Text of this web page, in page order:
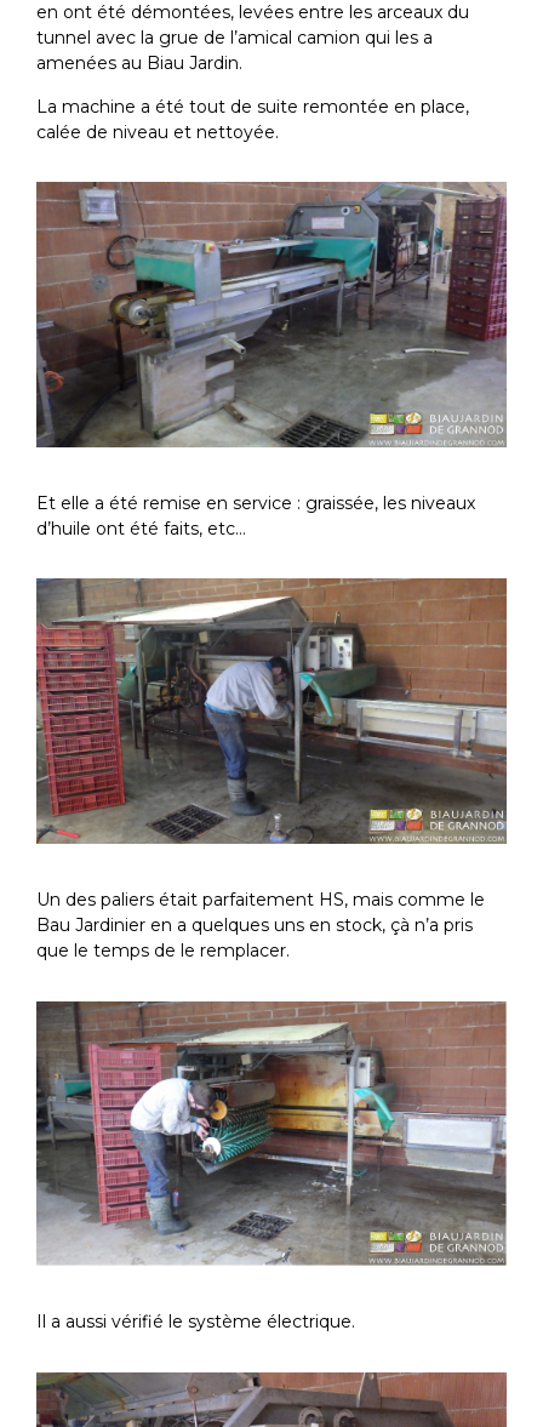
en ont été démontées, levées entre les arceaux du
tunnel avec la grue de l’amical camion qui les a
amenées au Biau Jardin.
La machine a été tout de suite remontée en place,
calée de niveau et nettoyée.
Et elle a été remise en service : graissée, les niveaux
d’huile ont été faits, etc…
Un des paliers était parfaitement HS, mais comme le
Bau Jardinier en a quelques uns en stock, çà n’a pris
que le temps de le remplacer.
Il a aussi vérifié le système électrique.